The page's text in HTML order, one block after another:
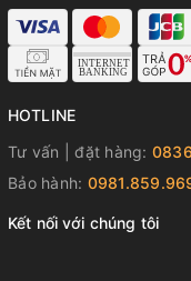
HOTLINE
Tư vấn | đặt hàng:
Bảo hành:
Kết nối với chúng tôi